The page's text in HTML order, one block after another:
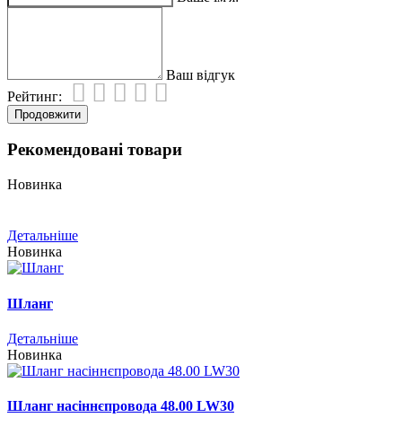
Ваш відгук
Рейтинг:
Продовжити
Рекомендовані товари
Новинка
Детальніше
Новинка
Шланг
Детальніше
Новинка
Шланг насiннєпровода 48.00 LW30